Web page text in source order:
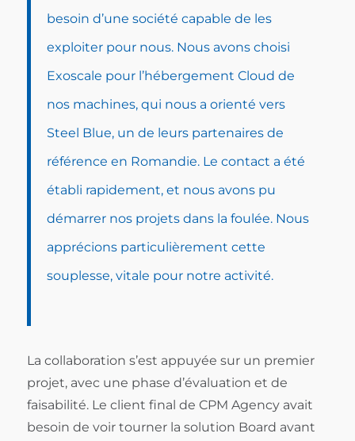
besoin d’une société capable de les
exploiter pour nous. Nous avons choisi
Exoscale pour l’hébergement Cloud de
nos machines, qui nous a orienté vers
Steel Blue, un de leurs partenaires de
référence en Romandie. Le contact a été
établi rapidement, et nous avons pu
démarrer nos projets dans la foulée. Nous
apprécions particulièrement cette
souplesse, vitale pour notre activité.
La collaboration s’est appuyée sur un premier
projet, avec une phase d’évaluation et de
faisabilité. Le client final de CPM Agency avait
besoin de voir tourner la solution Board avant